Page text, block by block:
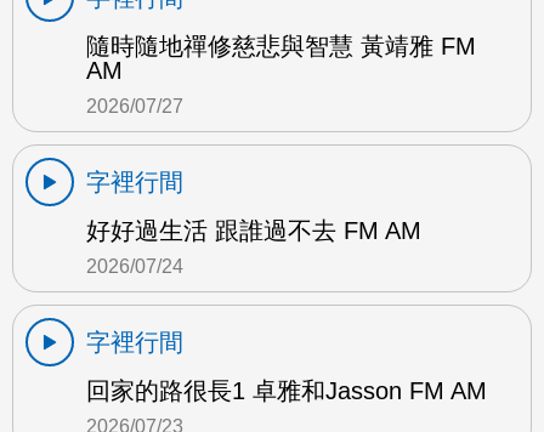
隨時隨地禪修慈悲與智慧 黃靖雅 FM
AM
2026/07/27
字裡行間
好好過生活 跟誰過不去 FM AM
2026/07/24
字裡行間
回家的路很長1 卓雅和Jasson FM AM
2026/07/23